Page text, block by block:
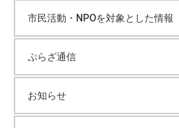
市民活動・NPOを対象とした情報
ぷらざ通信
お知らせ